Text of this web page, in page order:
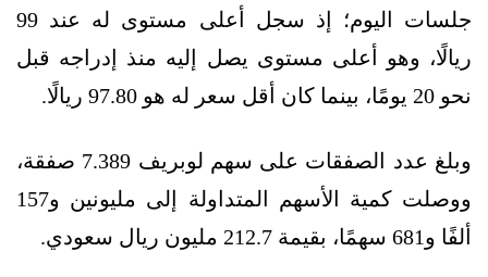
جلسات اليوم؛ إذ سجل أعلى مستوى له عند 99
ريالًا، وهو أعلى مستوى يصل إليه منذ إدراجه قبل
نحو 20 يومًا، بينما كان أقل سعر له هو 97.80 ريالًا.
وبلغ عدد الصفقات على سهم لوبريف 7.389 صفقة،
ووصلت كمية الأسهم المتداولة إلى مليونين و157
ألفًا و681 سهمًا، بقيمة 212.7 مليون ريال سعودي.